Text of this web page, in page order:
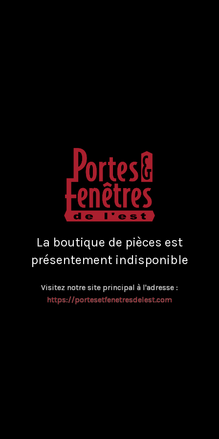
La boutique de pièces est
présentement indisponible
Visitez notre site principal à l'adresse :
https://portesetfenetresdelest.com